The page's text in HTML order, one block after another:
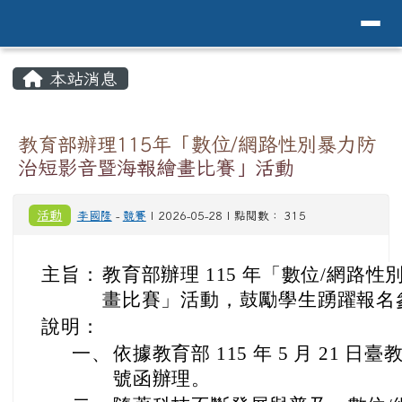
花蓮縣花蓮市中原國小全球資訊
本站消息
教育部辦理115年「數位/網路性別暴力防
治短影音暨海報繪畫比賽」活動
活動 李國隆 - 競賽| 2026-05-28 | 點閱數： 315
主旨： 教育部辦理 115 年「數位/網路性
畫比賽」活動，鼓勵學生踴躍報名
說明：
一、 依據教育部 115 年 5 月 21 日臺
號函辦理。